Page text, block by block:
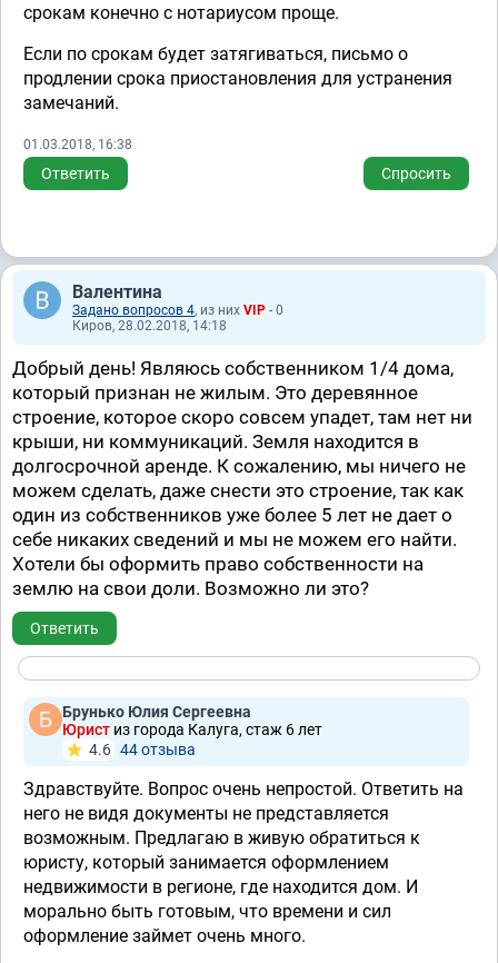
срокам конечно с нотариусом проще.
Если по срокам будет затягиваться, письмо о
продлении срока приостановления для устранения
замечаний.
01.03.2018, 16:38
Ответить Спросить
Валентина
Задано вопросов 4, из них VIP - 0
Киров, 28.02.2018, 14:18
Добрый день! Являюсь собственником 1/4 дома,
который признан не жилым. Это деревянное
строение, которое скоро совсем упадет, там нет ни
крыши, ни коммуникаций. Земля находится в
долгосрочной аренде. К сожалению, мы ничего не
можем сделать, даже снести это строение, так как
один из собственников уже более 5 лет не дает о
себе никаких сведений и мы не можем его найти.
Хотели бы оформить право собственности на
землю на свои доли. Возможно ли это?
Ответить
Брунько Юлия Сергеевна
Юрист из города Калуга, стаж 6 лет
4.6 44 отзывa
Здравствуйте. Вопрос очень непростой. Ответить на
него не видя документы не представляется
возможным. Предлагаю в живую обратиться к
юристу, который занимается оформлением
недвижимости в регионе, где находится дом. И
морально быть готовым, что времени и сил
оформление займет очень много.